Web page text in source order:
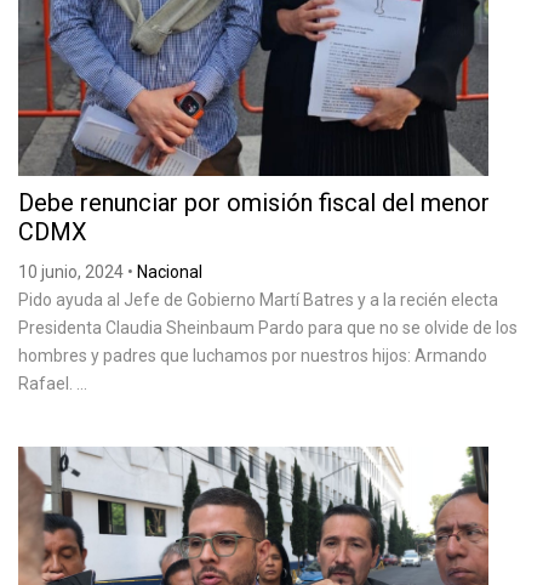
Debe renunciar por omisión fiscal del menor
CDMX
10 junio, 2024 • Nacional
Pido ayuda al Jefe de Gobierno Martí Batres y a la recién electa
Presidenta Claudia Sheinbaum Pardo para que no se olvide de los
hombres y padres que luchamos por nuestros hijos: Armando
Rafael. ...